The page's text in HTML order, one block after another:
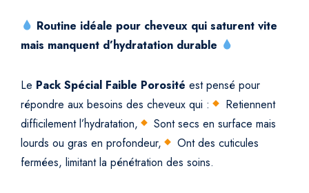
y
d
t
a
t
i
o
Routine idéale pour cheveux qui saturent vite
mais manquent d’hydratation durable
Le Pack Spécial Faible Porosité est pensé pour
répondre aux besoins des cheveux qui :
Retiennent
difficilement l’hydratation,
Sont secs en surface mais
lourds ou gras en profondeur,
Ont des cuticules
fermées, limitant la pénétration des soins.